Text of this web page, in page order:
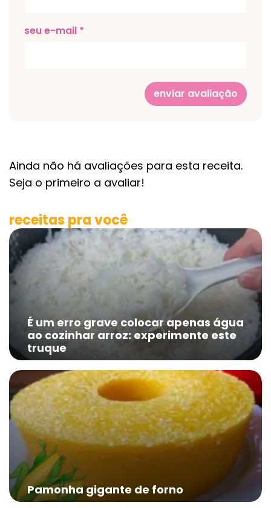
seu e-mail *
enviar avaliação
Ainda não há avaliações para esta receita.
Seja o primeiro a avaliar!
receitas pra você
É um erro grave colocar apenas água
ao cozinhar arroz: experimente este
truque
Pamonha gigante de forno